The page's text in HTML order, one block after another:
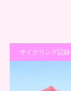
サイクリング記録